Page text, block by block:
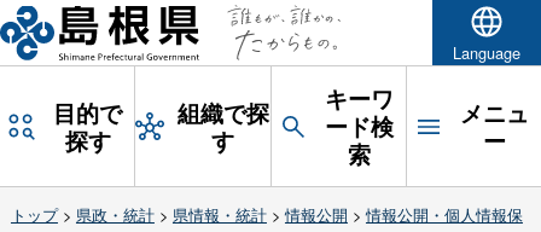
Language
目的で
探す
組織で探
す
キーワ
ード検
索
メニュ
ー
トップ> 県政・統計> 県情報・統計>情報公開 >情報公開・個人情報保